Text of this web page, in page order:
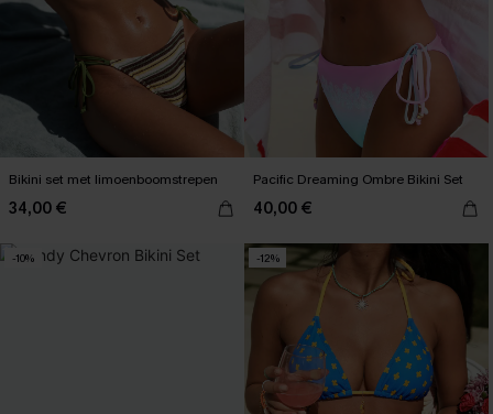
Bikini set met limoenboomstrepen
34,00 €
Pacific Dreaming Ombre Bikini Set
40,00 €
-10% -12%